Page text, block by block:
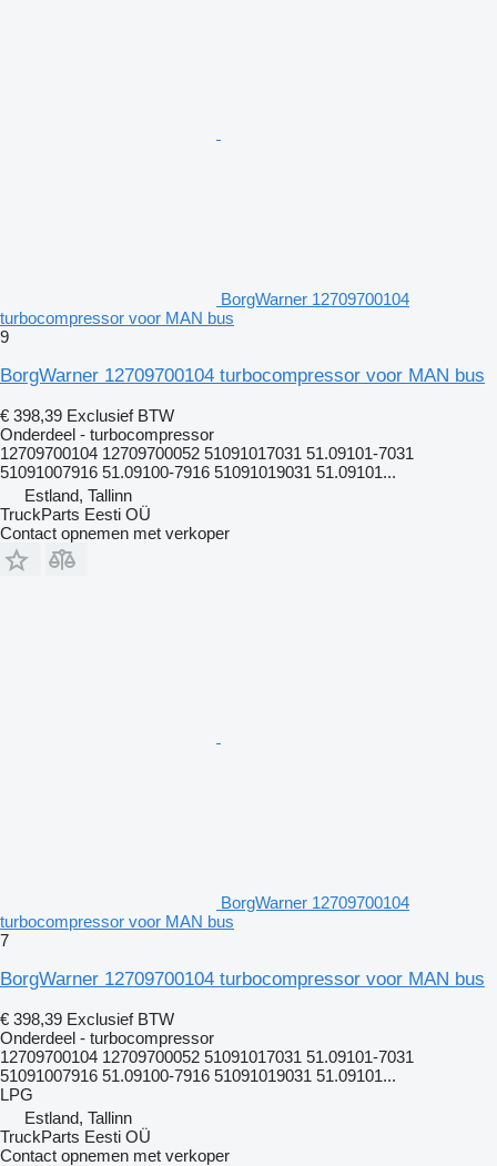
BorgWarner 12709700104
turbocompressor voor MAN bus
9
BorgWarner 12709700104 turbocompressor voor MAN bus
€ 398,39 Exclusief BTW
Onderdeel - turbocompressor
12709700104 12709700052 51091017031 51.09101-7031
51091007916 51.09100-7916 51091019031 51.09101...
Estland, Tallinn
TruckParts Eesti OÜ
Contact opnemen met verkoper
BorgWarner 12709700104
turbocompressor voor MAN bus
7
BorgWarner 12709700104 turbocompressor voor MAN bus
€ 398,39 Exclusief BTW
Onderdeel - turbocompressor
12709700104 12709700052 51091017031 51.09101-7031
51091007916 51.09100-7916 51091019031 51.09101...
LPG
Estland, Tallinn
TruckParts Eesti OÜ
Contact opnemen met verkoper